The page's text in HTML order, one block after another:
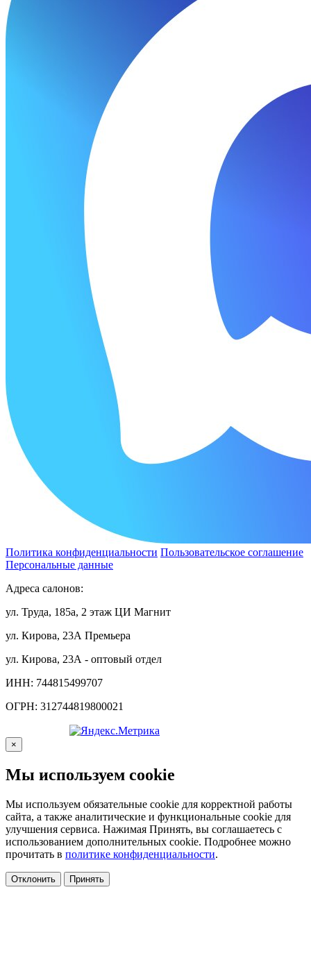
Политика конфиденциальности Пользовательское соглашение
Персональные данные
Адреса салонов:
ул. Труда, 185а, 2 этаж ЦИ Магнит
ул. Кирова, 23А Премьера
ул. Кирова, 23А - оптовый отдел
ИНН: 744815499707
ОГРН: 312744819800021
×
Мы используем cookie
Мы используем обязательные cookie для корректной работы
сайта, а также аналитические и функциональные cookie для
улучшения сервиса. Нажимая Принять, вы соглашаетесь с
использованием дополнительных cookie. Подробнее можно
прочитать в политике конфиденциальности.
Отклонить Принять